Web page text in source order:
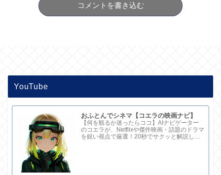
コメントを書き込む
YouTube
おふとんでシネマ【コエラの映画ナビ】
【何を観るか迷ったらココ】AIナビゲーター
のコエラが、Netflixや傑作映画・話題のドラマ
を鋭い視点で厳選！20秒でサクッと解説して